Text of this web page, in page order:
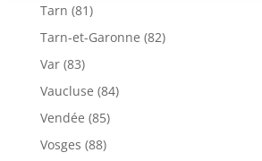
Tarn (81)
Tarn-et-Garonne (82)
Var (83)
Vaucluse (84)
Vendée (85)
Vosges (88)